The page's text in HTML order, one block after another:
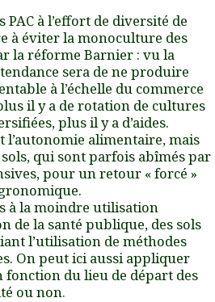
à l’effort de diversité de
à éviter la monoculture des
la réforme Barnier : vu la
sera de ne produire
à l’échelle du commerce
il y a de rotation de cultures
plus il y a d’aides.
l’autonomie alimentaire, mais
qui sont parfois abîmés par
pour un retour « forcé »
à la moindre utilisation
de la santé publique, des sols
l’utilisation de méthodes
On peut ici aussi appliquer
fonction du lieu de départ des
ou non.